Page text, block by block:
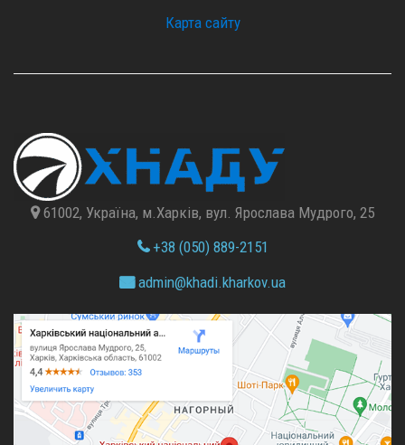
Карта сайту
61002, Україна, м.Харків, вул. Ярослава Мудрого, 25
+38 (050) 889-2151
admin@khadi.kharkov.ua